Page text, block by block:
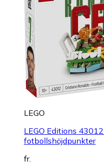
LEGO
LEGO Editions
fotbollshöjdpunkter
fr.